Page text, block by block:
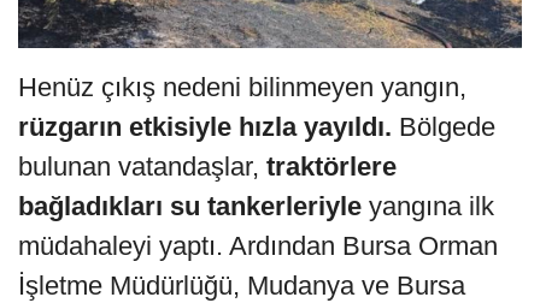
Henüz çıkış nedeni bilinmeyen yangın,
rüzgarın etkisiyle hızla yayıldı. Bölgede
bulunan vatandaşlar, traktörlere
bağladıkları su tankerleriyle yangına ilk
müdahaleyi yaptı. Ardından Bursa Orman
İşletme Müdürlüğü, Mudanya ve Bursa